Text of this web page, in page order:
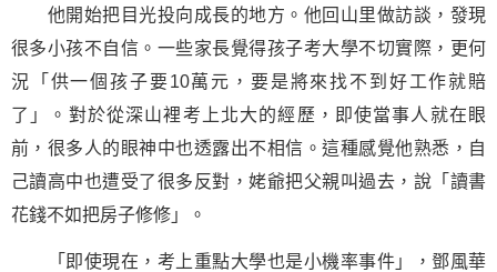
他開始把目光投向成長的地方。他回山里做訪談，發現
很多小孩不自信。一些家長覺得孩子考大學不切實際，更何
況「供一個孩子要10萬元，要是將來找不到好工作就賠
了」。對於從深山裡考上北大的經歷，即使當事人就在眼
前，很多人的眼神中也透露出不相信。這種感覺他熟悉，自
己讀高中也遭受了很多反對，姥爺把父親叫過去，說「讀書
花錢不如把房子修修」。
「即使現在，考上重點大學也是小機率事件」，鄧風華